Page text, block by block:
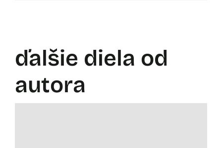
ďalšie diela od
autora